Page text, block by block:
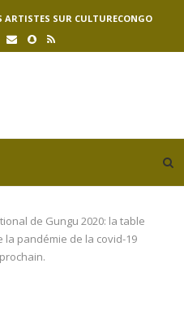
ARTISTES SUR CULTURECONGO
de Gungu 2020: la table
pandémie de la covid-19